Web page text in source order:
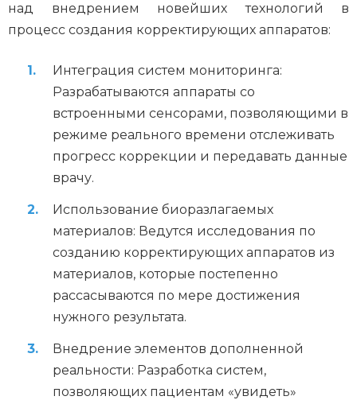
над внедрением новейших технологий в
процесс создания корректирующих аппаратов:
Интеграция систем мониторинга:
Разрабатываются аппараты со
встроенными сенсорами, позволяющими в
режиме реального времени отслеживать
прогресс коррекции и передавать данные
врачу.
Использование биоразлагаемых
материалов: Ведутся исследования по
созданию корректирующих аппаратов из
материалов, которые постепенно
рассасываются по мере достижения
нужного результата.
Внедрение элементов дополненной
реальности: Разработка систем,
позволяющих пациентам «увидеть»